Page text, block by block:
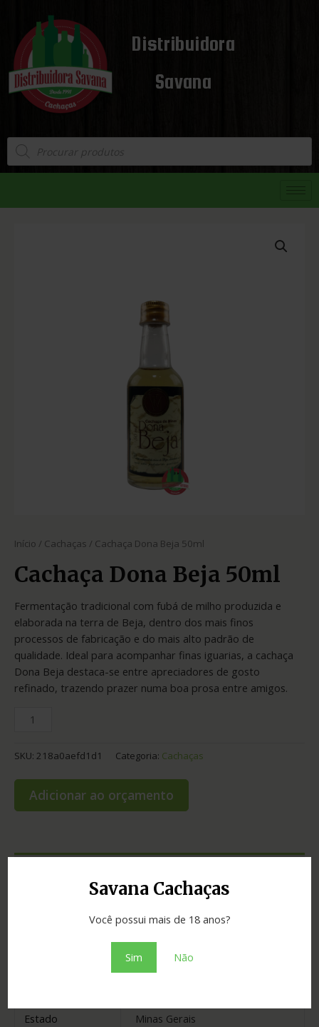
Savana Cachaças
Você possui mais de 18 anos?
Sim Não
Distribuidora
Savana
Início / Cachaças / Cachaça Dona Beja 50ml
Cachaça Dona Beja 50ml
Fermentação tradicional com fubá de milho produzida e
elaborada na terra de Beja, dentro dos mais finos
processos de fabricação e do mais alto padrão de
qualidade. Ideal para acompanhar finas iguarias, a cachaça
Dona Beja destaca-se entre apreciadores de gosto
refinado, trazendo prazer numa boa prosa entre amigos.
SKU: 218a0aefd1d1 Categoria: Cachaças
Adicionar ao orçamento
Perdizes
Estado
Minas Gerais